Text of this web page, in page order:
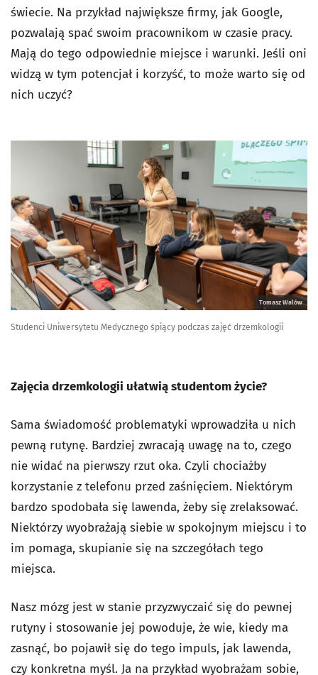
świecie. Na przykład największe firmy, jak Google,
pozwalają spać swoim pracownikom w czasie pracy.
Mają do tego odpowiednie miejsce i warunki. Jeśli oni
widzą w tym potencjał i korzyść, to może warto się od
nich uczyć?
Tomasz Walów
Studenci Uniwersytetu Medycznego śpiący podczas zajęć drzemkologii
Zajęcia drzemkologii ułatwią studentom życie?
Sama świadomość problematyki wprowadziła u nich
pewną rutynę. Bardziej zwracają uwagę na to, czego
nie widać na pierwszy rzut oka. Czyli chociażby
korzystanie z telefonu przed zaśnięciem. Niektórym
bardzo spodobała się lawenda, żeby się zrelaksować.
Niektórzy wyobrażają siebie w spokojnym miejscu i to
im pomaga, skupianie się na szczegółach tego
miejsca.
Nasz mózg jest w stanie przyzwyczaić się do pewnej
rutyny i stosowanie jej powoduje, że wie, kiedy ma
zasnąć, bo pojawił się do tego impuls, jak lawenda,
czy konkretna myśl. Ja na przykład wyobrażam sobie,